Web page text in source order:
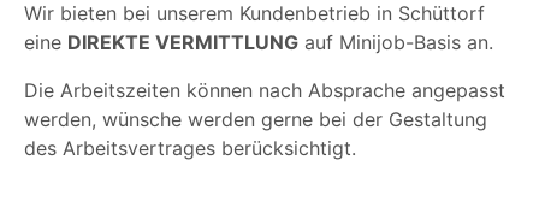
Wir bieten bei unserem Kundenbetrieb in Schüttorf
eine DIREKTE VERMITTLUNG auf Minijob-Basis an.
Die Arbeitszeiten können nach Absprache angepasst
werden, wünsche werden gerne bei der Gestaltung
des Arbeitsvertrages berücksichtigt.